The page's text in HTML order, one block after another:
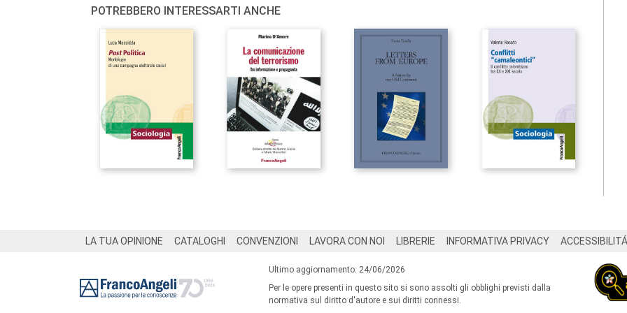
POTREBBERO INTERESSARTI ANCHE
LA TUA OPINIONE CATALOGHI CONVENZIONI LAVORA CON NOI LIBRERIE INFORMATIVA PRIVACY ACCESSIBILITÁ
Ultimo aggiornamento: 24/06/2026
Per le opere presenti in questo sito si sono assolti gli obblighi previsti dalla
normativa sul diritto d'autore e sui diritti connessi.